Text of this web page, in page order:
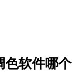
场景下的用户需求，如
色软件哪个